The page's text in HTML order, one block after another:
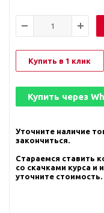
Купить в 1 клик
Купить через
Уточните наличие
закончиться.
Стараемся ставить
со скачками курса и
уточните стоимость.